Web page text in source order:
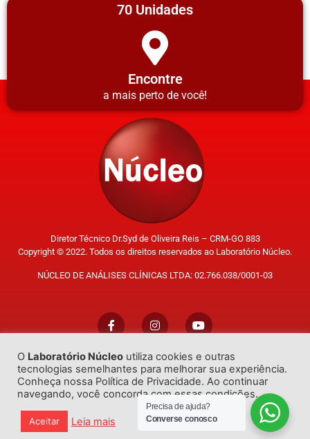
70 Unidades
Encontre
a mais perto de você!
Diretor Técnico Dr.Syd de Oliveira Reis – CRM-GO 883
Copyright © 2022. Todos os direitos reservados ao Laboratório Núcleo.
NÚCLEO DE ANÁLISES CLÍNICAS LTDA: 02.766.038/0001-03
Trabalhe Conosco
Desenvolvido porGO!Sites
O Laboratório Núcleo utiliza cookies e outras
tecnologias semelhantes para melhorar sua experiência.
Conheça nossa Política de Privacidade. Ao continuar
navegando, você concorda com essas condições.
Aceitar Leia mais
Precisa de ajuda?
Converse conosco